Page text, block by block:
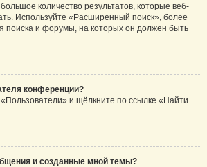
количество результатов, которые веб-
Используйте «Расширенный поиск», более
поиска и форумы, на которых он должен быть
конференции?
и щёлкните по ссылке «Найти
и созданные мной темы?